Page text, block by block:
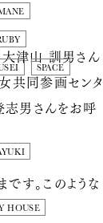
SPACE
HOUSE
大津山 訓男さん
共同参画センタ
男さんをお呼
す。このような